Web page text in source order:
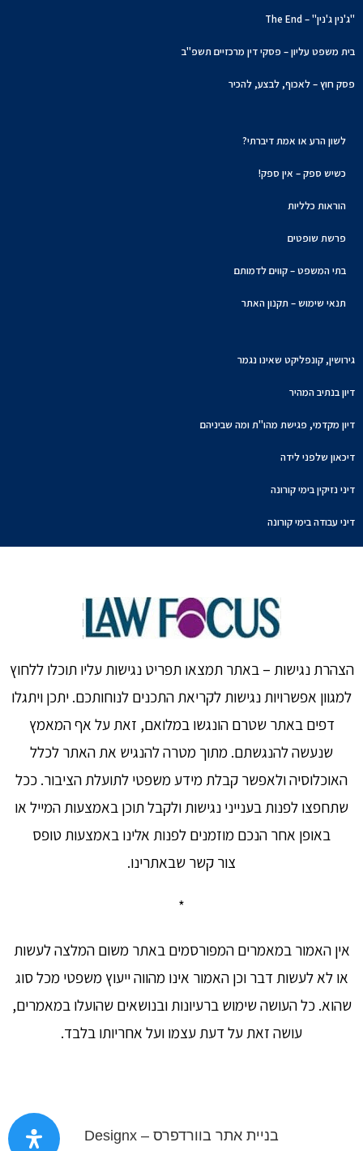
"ג'נין ג'נין" – The End
בית משפט עליון – פסקי דין מרכזיים תשפ"ב
פסק חוץ – לאכוף, לבצע, להכיר
לשון הרע או אמת דיברתי?
כשיש ספק – אין ספק!
הוראות כלליות
פרשת שופטים
בתי המשפט – קווים לדמותם
תנאי שימוש – תקנון האתר
גירושין, קונפליקט שאינו נגמר
דיון בנתיב המהיר
דיון מקדמי, פגישת מהו"ת ומה שביניהם
דיכאון שלפני לידה
דיני נזיקין בימי קורונה
דיני עבודה בימי קורונה
הצהרת נגישות – באתר תמצאו תפריט נגישות עליו תוכלו ללחוץ
למגוון אפשרויות נגישות לקריאת התכנים לנוחותכם. יתכן ויתגלו
דפים באתר שטרם הונגשו במלואם, זאת על אף המאמץ
שנעשה להנגשתם. מתוך מטרה להנגיש את האתר לכלל
האוכלוסיה ולאפשר קבלת מידע משפטי לתועלת הציבור. ככל
שתחפצו לפנות בענייני נגישות ולקבל תוכן באמצעות המייל או
באופן אחר הנכם מוזמנים לפנות אלינו באמצעות טופס
צור קשר שבאתרינו.
*
אין האמור במאמרים המפורסמים באתר משום המלצה לעשות
או לא לעשות דבר וכן האמור אינו מהווה ייעוץ משפטי מכל סוג
שהוא. כל העושה שימוש ברעיונות ובנושאים שהועלו במאמרים,
עושה זאת על דעת עצמו ועל אחריותו בלבד.
בניית אתר בוורדפרס – Designx